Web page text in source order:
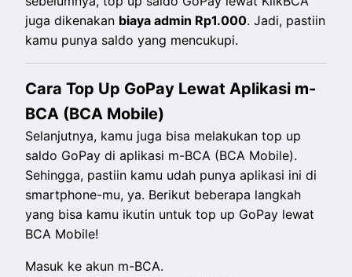
juga dikenakan biaya admin Rp1.000. Jadi, pastiin
kamu punya saldo yang mencukupi.
Cara Top Up GoPay Lewat Aplikasi m-
BCA (BCA Mobile)
Selanjutnya, kamu juga bisa melakukan top up
saldo GoPay di aplikasi m-BCA (BCA Mobile).
Sehingga, pastiin kamu udah punya aplikasi ini di
smartphone-mu, ya. Berikut beberapa langkah
yang bisa kamu ikutin untuk top up GoPay lewat
BCA Mobile!
Masuk ke akun m-BCA.